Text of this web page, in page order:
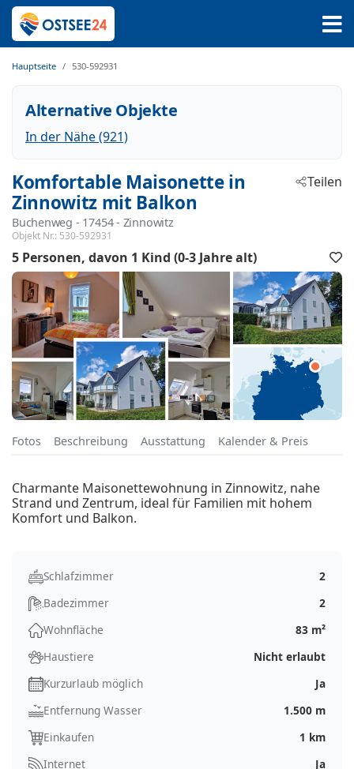
Hauptseite 530-592931
Alternative Objekte
In der Nähe (921)
Komfortable Maisonette in
Zinnowitz mit Balkon
Buchenweg - 17454 - Zinnowitz
Objekt Nr.: 530-592931
Teilen
5 Personen davon 1 Kind (0-3 Jahre alt)
Fotos Beschreibung Ausstattung Kalender & Preis
Charmante Maisonettewohnung in Zinnowitz, nahe
Strand und Zentrum, ideal für Familien mit hohem
Komfort und Balkon.
Schlafzimmer
2
Badezimmer
2
Wohnfläche
83 m²
Haustiere
Nicht erlaubt
Kurzurlaub möglich
Ja
Entfernung Wasser
1.500 m
Einkaufen
1 km
Internet
Ja